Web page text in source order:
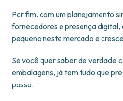
Por fim, com um planejamento
fornecedores e presença digital,
pequeno neste mercado e
Se você quer saber de verdade
embalagens, já tem tudo que
passo.